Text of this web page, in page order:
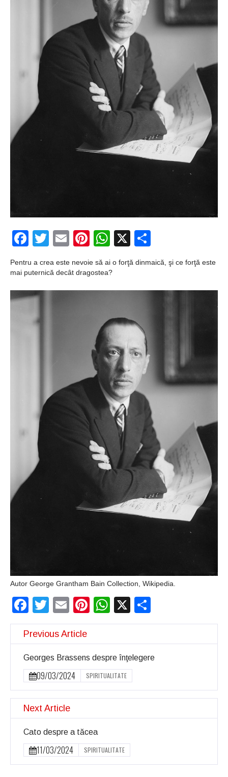
zburătoare în Mexic
Magia în Thailanda
Madona lacrimilor
din Siracusa
(Silcilia)
Uimitoarea viaţă a
Teresei Neumann
Derba, un oraş
Şi-a vândut soţia
pentru un ritual de
magie neagră
Facebook
Twitter
EmailPinterest
WhatsApp
X
Pentru a crea este nevoie să ai o forţă dinmaică, şi ce forţă este
mai puternică decât dragostea?
Autor George Grantham Bain Collection, Wikipedia.
Facebook
Twitter
EmailPinterest
WhatsApp
X
Previous Article
Georges Brassens despre înţelegere
09/03/2024 SPIRITUALITATE
Next Article
Cato despre a tăcea
11/03/2024 SPIRITUALITATE